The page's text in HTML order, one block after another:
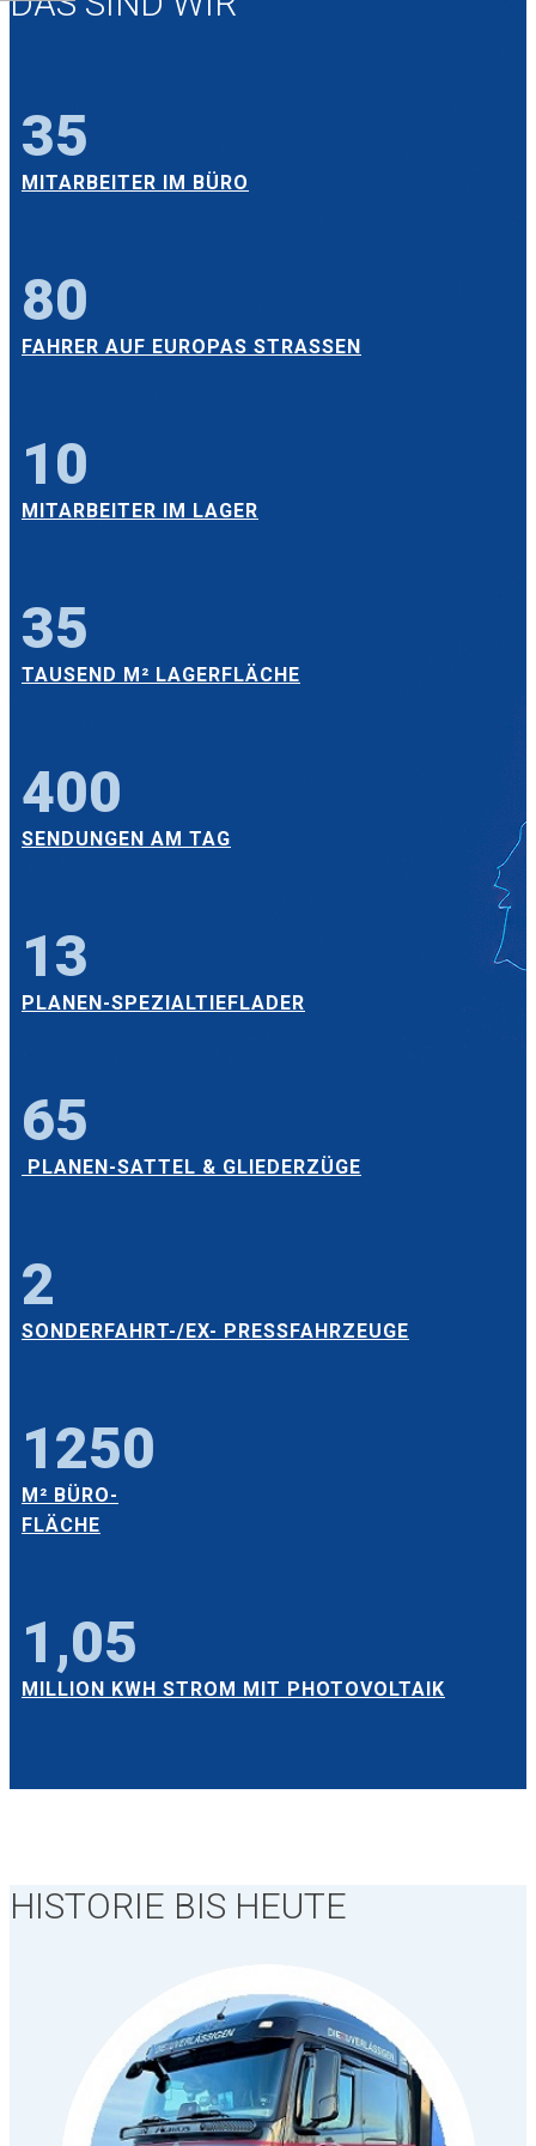
35
MITARBEITER IM BÜRO
80
FAHRER AUF EUROPAS STRASSEN
10
MITARBEITER IM LAGER
35
TAUSEND M² LAGERFLÄCHE
400
SENDUNGEN AM TAG
13
PLANEN-SPEZIALTIEFLADER
65
PLANEN-SATTEL & GLIEDERZÜGE
2
SONDERFAHRT-/EX- PRESSFAHRZEUGE
1250
M² BÜRO-
FLÄCHE
1,05
MILLION KWH STROM MIT PHOTOVOLTAIK
HISTORIE BIS HEUTE